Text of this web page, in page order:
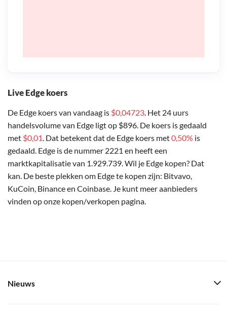
Live Edge koers
De Edge koers van vandaag is $0,04723. Het 24 uurs
handelsvolume van Edge ligt op $896. De koers is gedaald
met $0,01. Dat betekent dat de Edge koers met0,50% is
gedaald. Edge is de nummer 2221 en heeft een
marktkapitalisatie van 1.929.739. Wil je Edge kopen? Dat
kan. De beste plekken om Edge te kopen zijn: Bitvavo,
KuCoin, Binance en Coinbase. Je kunt meer aanbieders
vinden op onze kopen/verkopen pagina.
Nieuws